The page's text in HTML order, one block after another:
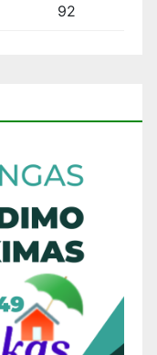
92